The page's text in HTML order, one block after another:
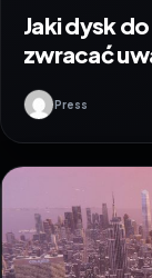
Jaki dysk
zwracać
Press